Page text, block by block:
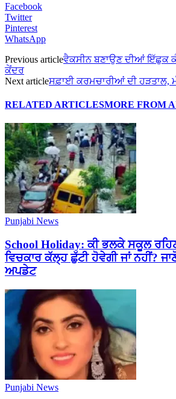
Facebook
Twitter
Pinterest
WhatsApp
Previous articleਵੈਕਸੀਨ ਬਣਾਉਣ ਦੀਆਂ ਇੱਛੁਕ
ਕੇਂਦਰ
Next articleਸਫ਼ਾਈ ਕਰਮਚਾਰੀਆਂ ਦੀ ਹੜਤਾਲ,
RELATED ARTICLESMORE FROM
Punjabi News
School Holiday: ਕੀ ਭਲਕੇ ਸਕੂਲ
ਵਿਚਕਾਰ ਕੱਲ੍ਹ ਛੁੱਟੀ ਹੋਵੇਗੀ ਜਾਂ ਨਹੀਂ?
ਅਪਡੇਟ
Punjabi News